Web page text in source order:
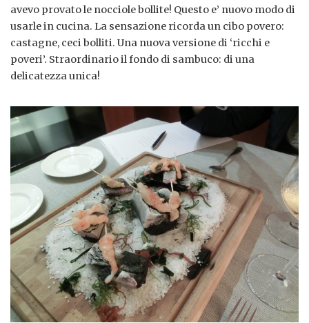
avevo provato le nocciole bollite! Questo e’ nuovo modo di
usarle in cucina. La sensazione ricorda un cibo povero:
castagne, ceci bolliti. Una nuova versione di ‘ricchi e
poveri’. Straordinario il fondo di sambuco: di una
delicatezza unica!